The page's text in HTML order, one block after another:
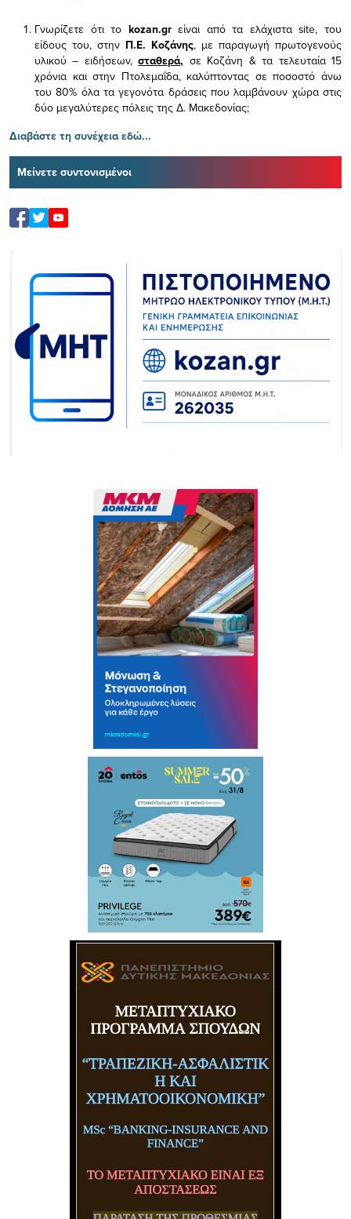
Γνωρίζετε ότι το kozan.gr είναι από τα ελάχισταsite, του
είδους του, στην Π.Ε. Κοζάνης, με παραγωγή πρωτογενούς
υλικού – ειδήσεων,σταθερά, σε Κοζάνη & τα τελευταία 15
χρόνια και στην Πτολεμαΐδα, καλύπτοντας σε ποσοστό άνω
του 80% όλα τα γεγονότα δράσεις που λαμβάνουν χώρα στις
δύο μεγαλύτερες πόλεις της Δ. Μακεδονίας;
Διαβάστε τη συνέχεια εδώ...
Μείνετε συντονισμένοι